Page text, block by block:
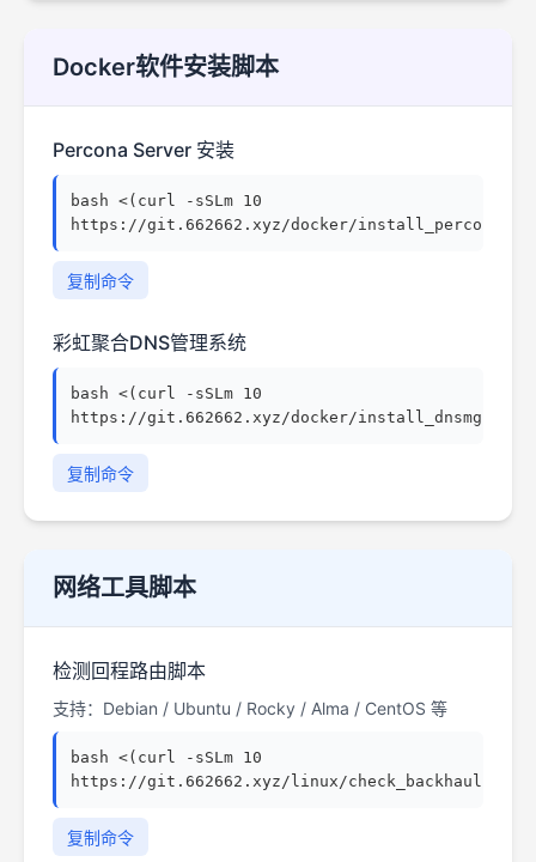
Docker软件安装脚本
Percona Server 安装
bash <(curl -sSLm 10
https://git.662662.xyz/docker/
复制命令
彩虹聚合DNS管理系统
bash <(curl -sSLm 10
https://git.662662.xyz/docker/install_dnsmgr.sh)
复制命令
网络工具脚本
检测回程路由脚本
支持：Debian / Ubuntu / Rocky / Alma / CentOS 等
bash <(curl -sSLm 10
https://git.662662.xyz/linux/check_backhaul.sh)
复制命令